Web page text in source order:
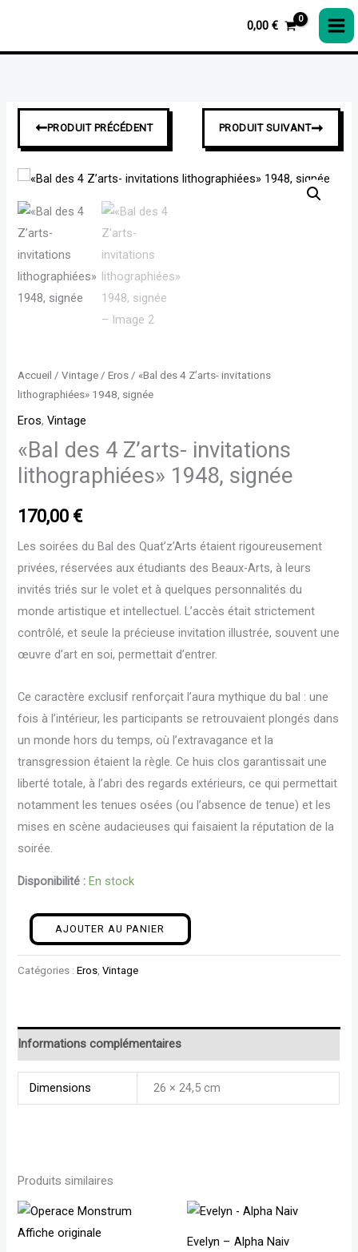
contenu
0,00 €
➞PRODUIT PRÉCÉDENT PRODUIT SUIVANT➞
Accueil /Vintage /Eros / «Bal des 4 Z’arts- invitations
lithographiées» 1948, signée
Eros,Vintage
«Bal des 4 Z’arts- invitations
lithographiées» 1948, signée
170,00 €
Les soirées du Bal des Quat’z’Arts étaient rigoureusement
privées, réservées aux étudiants des Beaux-Arts, à leurs
invités triés sur le volet et à quelques personnalités du
monde artistique et intellectuel. L’accès était strictement
contrôlé, et seule la précieuse invitation illustrée, souvent une
œuvre d’art en soi, permettait d’entrer.
Ce caractère exclusif renforçait l’aura mythique du bal : une
fois à l’intérieur, les participants se retrouvaient plongés dans
un monde hors du temps, où l’extravagance et la
transgression étaient la règle. Ce huis clos garantissait une
liberté totale, à l’abri des regards extérieurs, ce qui permettait
notamment les tenues osées (ou l’absence de tenue) et les
mises en scène audacieuses qui faisaient la réputation de la
soirée.
Disponibilité : En stock
quantité
de
Z’arts-
invitations
signée
AJOUTER AU PANIER
Catégories :Eros ,Vintage
Informations complémentaires
Dimensions 26 × 24,5 cm
Produits similaires
Evelyn – Alpha Naiv
lithographiées»
1948,
signée